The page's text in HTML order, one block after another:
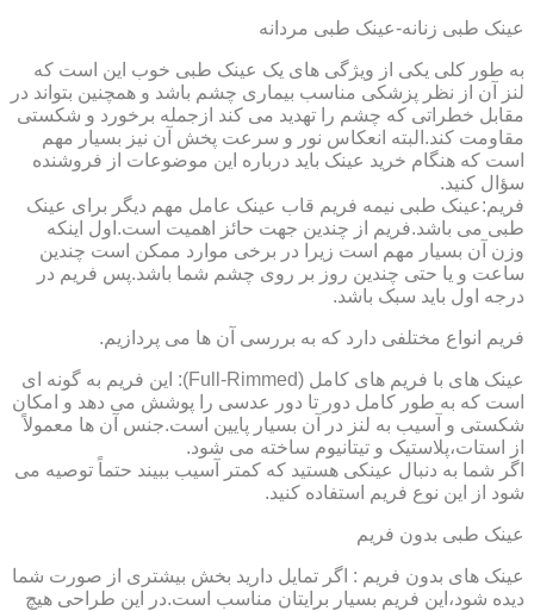
عینک طبی زنانه-عینک طبی مردانه
به طور کلی یکی از ویژگی های یک عینک طبی خوب این است که
لنز آن از نظر پزشکی مناسب بیماری چشم باشد و همچنین بتواند در
مقابل خطراتی که چشم را تهدید می کند ازجمله برخورد و شکستی
مقاومت کند.البته انعکاس نور و سرعت پخش آن نیز بسیار مهم
است که هنگام خرید عینک باید درباره این موضوعات از فروشنده
سؤال کنید.
فریم:عینک طبی نیمه فریم قاب عینک عامل مهم دیگر برای عینک
طبی می باشد.فریم از چندین جهت حائز اهمیت است.اول اینکه
وزن آن بسیار مهم است زیرا در برخی موارد ممکن است چندین
ساعت و یا حتی چندین روز بر روی چشم شما باشد.پس فریم در
درجه اول باید سبک باشد.
فریم انواع مختلفی دارد که به بررسی آن ها می پردازیم.
عینک های با فریم های کامل (Full-Rimmed): این فریم به گونه ای
است که به طور کامل دور تا دور عدسی را پوشش می دهد و امکان
شکستی و آسیب به لنز در آن بسیار پایین است.جنس آن ها معمولاً
از استات،پلاستیک و تیتانیوم ساخته می شود.
اگر شما به دنبال عینکی هستید که کمتر آسیب ببیند حتماً توصیه می
شود از این نوع فریم استفاده کنید.
عینک طبی بدون فریم
عینک های بدون فریم : اگر تمایل دارید بخش بیشتری از صورت شما
دیده شود،این فریم بسیار برایتان مناسب است.در این طراحی هیچ